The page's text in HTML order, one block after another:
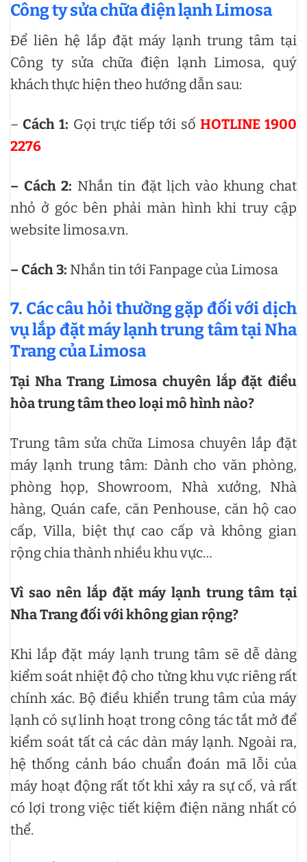
Công ty sửa chữa điện lạnh Limosa
Để liên hệ lắp đặt máy lạnh trung tâm tại
Công ty sửa chữa điện lạnh Limosa, quý
khách thực hiện theo hướng dẫn sau:
–Cách 1: Gọi trực tiếp tới số HOTLINE 1900
2276
– Cách 2: Nhắn tin đặt lịch vào khung chat
nhỏ ở góc bên phải màn hình khi truy cập
website limosa.vn.
– Cách 3: Nhắn tin tới Fanpage của Limosa
7. Các câu hỏi thường gặp đối với dịch
vụ lắp đặt máy lạnh trung tâm tại Nha
Trang của Limosa
Tại Nha Trang Limosa chuyên lắp đặt điều
hòa trung tâm theo loại mô hình nào?
Trung tâm sửa chữa Limosa chuyên lắp đặt
máy lạnh trung tâm: Dành cho văn phòng,
phòng họp, Showroom, Nhà xưởng, Nhà
hàng, Quán cafe, căn Penhouse, căn hộ cao
cấp, Villa, biệt thự cao cấp và không gian
rộng chia thành nhiều khu vực…
Vì sao nên lắp đặt máy lạnh trung tâm tại
Nha Trang đối với không gian rộng?
Khi lắp đặt máy lạnh trung tâm sẽ dễ dàng
kiểm soát nhiệt độ cho từng khu vực riêng rất
chính xác. Bộ điều khiển trung tâm của máy
lạnh có sự linh hoạt trong công tác tắt mở để
kiểm soát tất cả các dàn máy lạnh. Ngoài ra,
hệ thống cảnh báo chuẩn đoán mã lỗi của
máy hoạt động rất tốt khi xảy ra sự cố, và rất
có lợi trong việc tiết kiệm điện năng nhất có
thể.